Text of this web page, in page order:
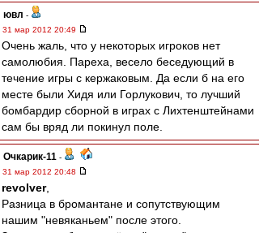
ювл -
31 мар 2012 20:49
Очень жаль, что у некоторых игроков нет
самолюбия. Пареха, весело беседующий в
течение игры с кержаковым. Да если б на его
месте были Хидя или Горлукович, то лучший
бомбардир сборной в играх с Лихтенштейнами
сам бы вряд ли покинул поле.
Очкарик-11 -
31 мар 2012 20:48
revolver,
Разница в бромантане и сопутствующим
нашим "невяканьем" после этого.